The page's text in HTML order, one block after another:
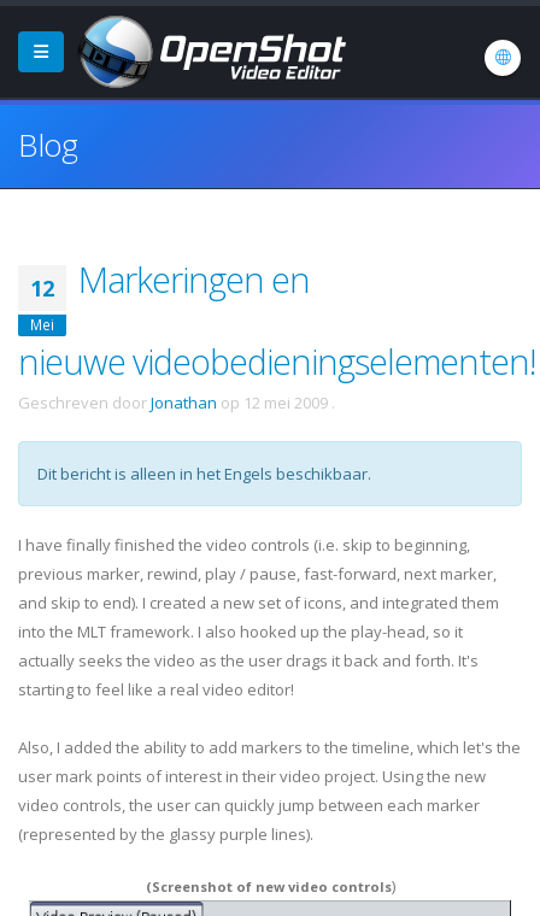
Blog
12
Mei
Markeringen en
nieuwe videobedieningselementen!
Geschreven doorJonathan op 12 mei 2009 .
Dit bericht is alleen in het Engels beschikbaar.
I have finally finished the video controls (i.e. skip to beginning,
previous marker, rewind, play / pause, fast-forward, next marker,
and skip to end). I created a new set of icons, and integrated them
into the MLT framework. I also hooked up the play-head, so it
actually seeks the video as the user drags it back and forth. It's
starting to feel like a real video editor!
Also, I added the ability to add markers to the timeline, which let's the
user mark points of interest in their video project. Using the new
video controls, the user can quickly jump between each marker
(represented by the glassy purple lines).
(Screenshot of new video controls)